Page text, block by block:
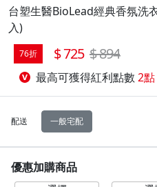
台塑生醫BioLead經典香氛洗
入)
76折 725 894
最高可獲得紅利點數 2點
配送 一般宅配
優惠加購商品